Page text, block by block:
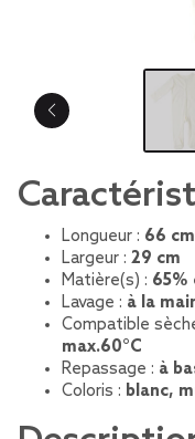
Longueur : 66 cm
Largeur : 29 cm
Matière(s) : 65%
Lavage : à la
Compatible
max.60°C
Repassage : à
Coloris : blanc,